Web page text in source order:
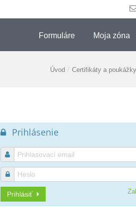
Formuláre Moja zóna
Úvod / Certifikáty a poukážky
 Prihlásenie


Prihlásiť